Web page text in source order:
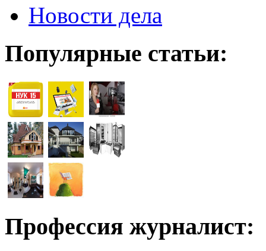
Новости дела
Популярные статьи:
Профессия журналист: